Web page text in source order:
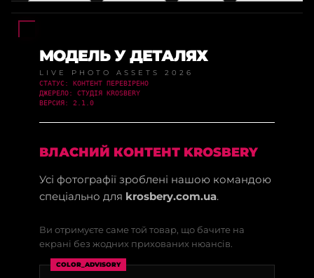
МОДЕЛЬ У ДЕТАЛЯХ
LIVE PHOTO ASSETS 2026
СТАТУС: КОНТЕНТ ПЕРЕВІРЕНО
ДЖЕРЕЛО: СТУДІЯ KROSBERY
ВЕРСИЯ: 2.1.0
ВЛАСНИЙ КОНТЕНТ KROSBERY
Усі фотографії зроблені нашою командою
спеціально для krosbery.com.ua.
Ви отримуєте саме той товар, що бачите на
екрані без жодних прихованих нюансів.
COLOR_ADVISORY